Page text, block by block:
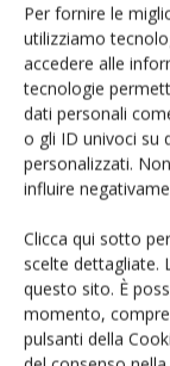
Per fornire le
utilizziamo
accedere alle
tecnologie
dati personali
o gli ID univoci su
personalizzati.
influire
Clicca qui sotto
scelte dettagliate.
questo sito. È
momento,
pulsanti della
Rimani